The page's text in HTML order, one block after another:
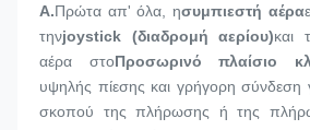
Α.Πρώτα απ' όλα, ησυμπιεστή αέρα
τηνjoystick (διαδρομή αερίου)και
αέρα στοΠροσωρινό πλαίσιο
υψηλής πίεσης και γρήγορη σύνδεση
σκοπού της πλήρωσης ή της